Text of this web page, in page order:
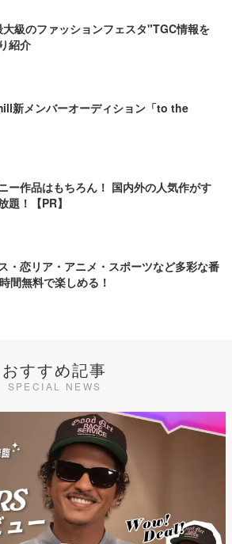
級のファッションフェスタ"TGC情報を
紹介
新メンバーオーディション「to the
ー作品はもちろん！ 国内外の人気作がす
題！【PR】
・恋リア・アニメ・スポーツなど多彩な番
間無料で楽しめる！
おすすめ記事
SPECIAL NEWS